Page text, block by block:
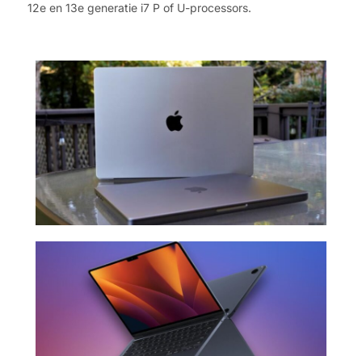
12e en 13e generatie i7 P of U-processors.